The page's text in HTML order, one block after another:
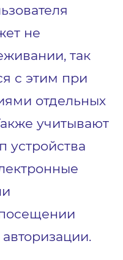
не
так
с этим при
отдельных
учитывают
устройства